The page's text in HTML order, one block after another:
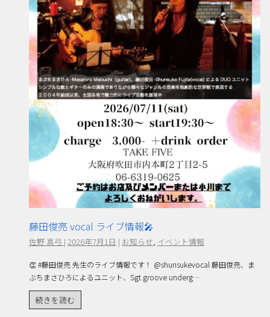
藤田俊亮 vocal ライブ情報🎤
佐野 真弓 | 2026年7月1日 | お知らせ, イベント情報
👏 #藤田俊亮 先生のライブ情報です！ @shunsukevocal 藤田俊亮、ま
ぶちまさひろによるユニット、Sgt.groove underg…
続きを読む